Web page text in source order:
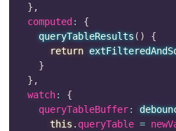
} ,
  computed
:
{
queryTableResults( )
{
return
}
} ,
  watch
:
{
    queryTableBuffer
:
this. queryTable =